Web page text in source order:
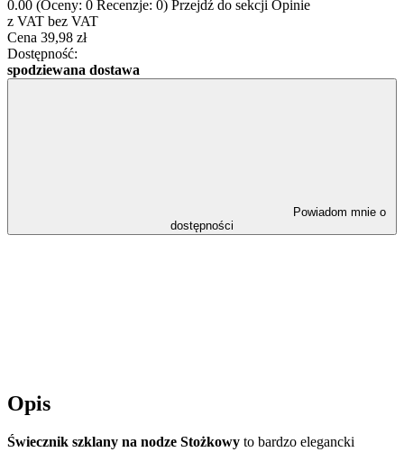
0.00 (Oceny: 0 Recenzje: 0) Przejdź do sekcji Opinie
z VAT bez VAT
Cena 39,98 zł
Dostępność:
spodziewana dostawa
dostępności
Opis
Świecznik szklany na nodze Stożkowy to bardzo elegancki